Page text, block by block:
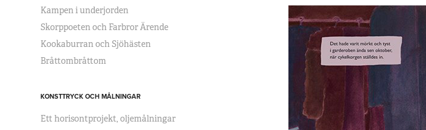
Kampen i underjorden
Skorppoeten och Farbror Ärende
Kookaburran och Sjöhästen
Bråttombråttom
KONSTTRYCK OCH MÅLNINGAR
Ett horisontprojekt, oljemålningar